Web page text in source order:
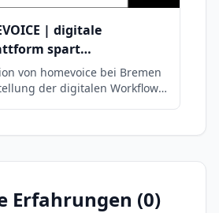
| digitale
spart
Zeit für´s
von homevoice bei Bremen
der digitalen Workflow-
Erfahrungen (0)